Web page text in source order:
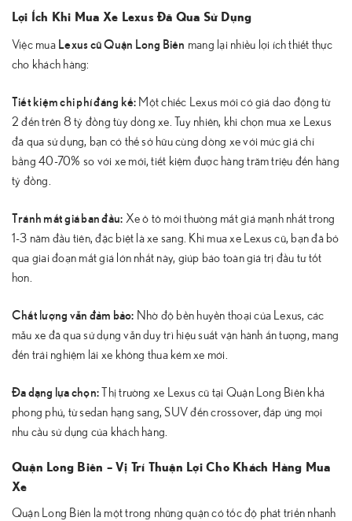
Lợi Ích Khi Mua Xe Lexus Đã Qua Sử Dụng
Việc mua Lexus cũ Quận Long Biên mang lại nhiều lợi ích thiết thực
cho khách hàng:
Tiết kiệm chi phí đáng kể: Một chiếc Lexus mới có giá dao động từ
2 đến trên 8 tỷ đồng tùy dòng xe. Tuy nhiên, khi chọn mua xe Lexus
đã qua sử dụng, bạn có thể sở hữu cùng dòng xe với mức giá chỉ
bằng 40-70% so với xe mới, tiết kiệm được hàng trăm triệu đến hàng
tỷ đồng.
Tránh mất giá ban đầu: Xe ô tô mới thường mất giá mạnh nhất trong
1-3 năm đầu tiên, đặc biệt là xe sang. Khi mua xe Lexus cũ, bạn đã bỏ
qua giai đoạn mất giá lớn nhất này, giúp bảo toàn giá trị đầu tư tốt
hơn.
Chất lượng vẫn đảm bảo: Nhờ độ bền huyền thoại của Lexus, các
mẫu xe đã qua sử dụng vẫn duy trì hiệu suất vận hành ấn tượng, mang
đến trải nghiệm lái xe không thua kém xe mới.
Đa dạng lựa chọn: Thị trường xe Lexus cũ tại Quận Long Biên khá
phong phú, từ sedan hạng sang, SUV đến crossover, đáp ứng mọi
nhu cầu sử dụng của khách hàng.
Quận Long Biên – Vị Trí Thuận Lợi Cho Khách Hàng Mua
Xe
Quận Long Biên là một trong những quận có tốc độ phát triển nhanh